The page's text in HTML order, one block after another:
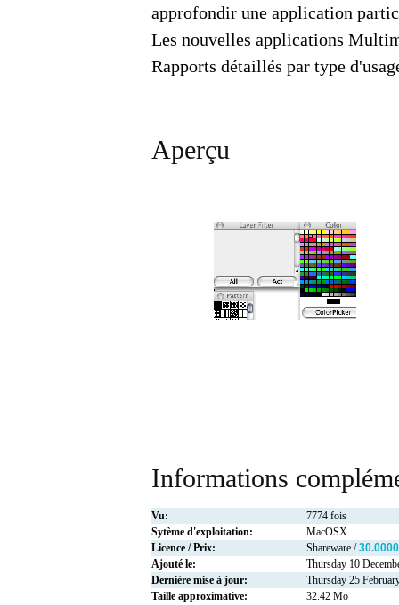
approfondir une application
Les nouvelles applications
Rapports détaillés par type
Aperçu
Informations
Vu:
7774 fois
Sytème d'exploitation:
MacOSX
Licence / Prix:
Shareware /30.0000
Ajouté le:
Thursday 10
Dernière mise à jour:
Thursday 25
Taille approximative:
32.42 Mo